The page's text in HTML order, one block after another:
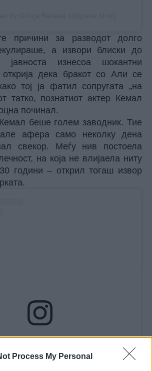
Process My Personal
причини за разводот долго
а извори блиски до
јавноста изнесоа шокантни
дека бракот со Али се
тој ја фатил сопругата „на
татко, познатиот актер Кемал
починал.
беше голем заводник. Тие
афера само неколку дена
свекор. Меѓу нив постоела
на која не влијаела ниту
години – открил тогаш извор
Instagram